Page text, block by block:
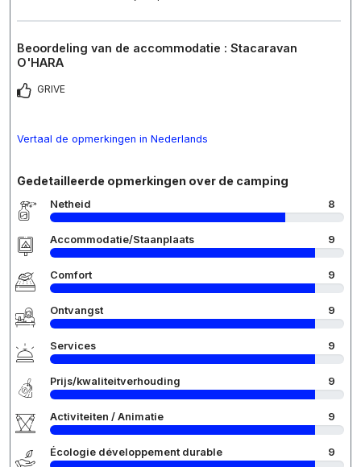
Beoordeling van de accommodatie : Stacaravan
O'HARA
GRIVE
Vertaal de opmerkingen in Nederlands
Gedetailleerde opmerkingen over de camping
Netheid 8
Accommodatie/Staanplaats 9
Comfort 9
Ontvangst 9
Services 9
Prijs/kwaliteitverhouding 9
Activiteiten / Animatie 9
Écologie développement durable 9